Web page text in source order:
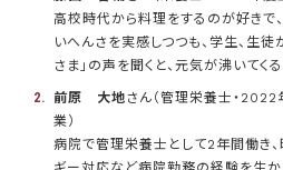
高校時代から料理をするのが好きで
いへんさを実感しつつも、学生、生徒
さま」の声を聞くと、元気が沸いてくる
前原 大地さん（管理栄養士・
業）
病院で管理栄養士として2年間働き